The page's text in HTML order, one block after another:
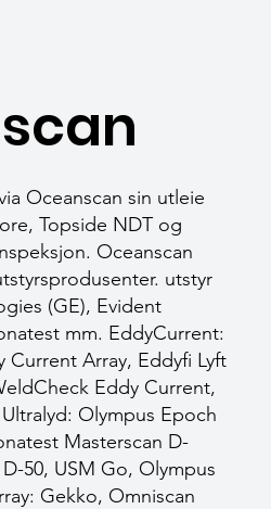
Oceanscan sin utleie
Topside NDT og
Oceanscan
utstyr
(GE), Evident
mm. EddyCurrent:
Current Array, Eddyfi Lyft
Eddy Current,
Olympus Epoch
Masterscan D-
50, USM Go, Olympus
Gekko, Omniscan